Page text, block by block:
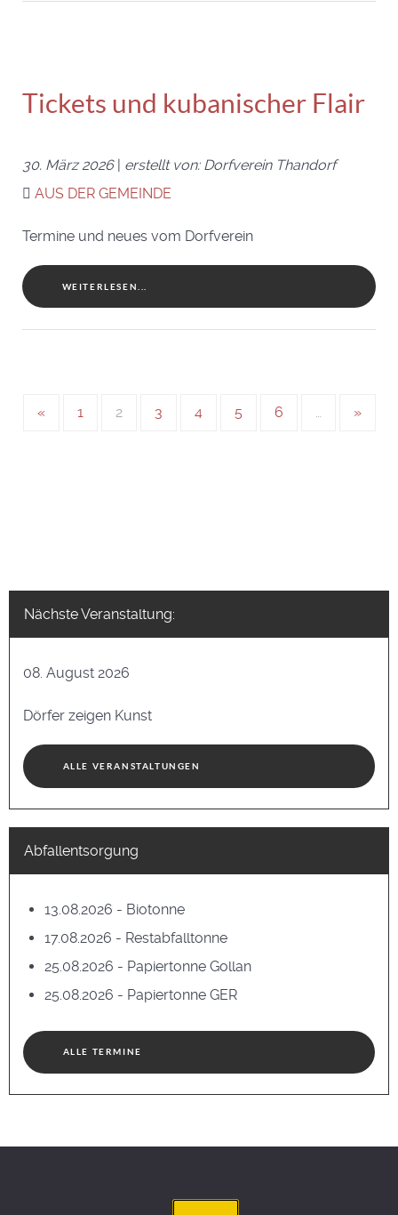
Tickets und kubanischer Flair
30. März 2026
erstellt von: Dorfverein Thandorf
AUS DER GEMEINDE
Termine und neues vom Dorfverein
WEITERLESEN...
« 1 2 3 4 5 6 … »
Nächste Veranstaltung:
08. August 2026
Dörfer zeigen Kunst
ALLE VERANSTALTUNGEN
Abfallentsorgung
13.08.2026 - Biotonne
17.08.2026 - Restabfalltonne
25.08.2026 - Papiertonne Gollan
25.08.2026 - Papiertonne GER
ALLE TERMINE